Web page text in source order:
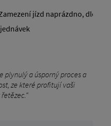
jízd naprázdno,
plynulý a úsporný proces a
ze které profitují vaši